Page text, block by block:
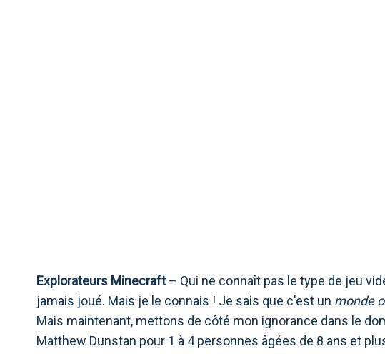
Explorateurs Minecraft– Qui ne connaît pas le type de jeu
jamais joué. Mais je le connais ! Je sais que c'est un monde
Mais maintenant, mettons de côté mon ignorance dans le
Matthew Dunstan pour 1 à 4 personnes âgées de 8 ans et